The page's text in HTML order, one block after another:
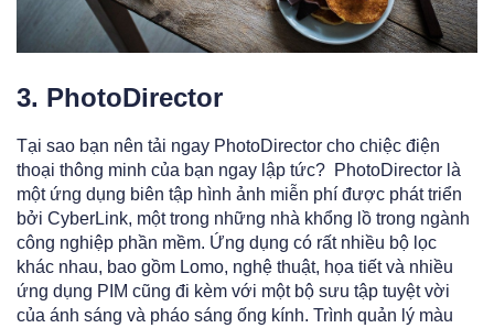
3. PhotoDirector
Tại sao bạn nên tải ngay PhotoDirector cho chiệc điện
thoại thông minh của bạn ngay lập tức? PhotoDirector là
một ứng dụng biên tập hình ảnh miễn phí được phát triển
bởi CyberLink, một trong những nhà khổng lồ trong ngành
công nghiệp phần mềm. Ứng dụng có rất nhiều bộ lọc
khác nhau, bao gồm Lomo, nghệ thuật, họa tiết và nhiều
ứng dụng PIM cũng đi kèm với một bộ sưu tập tuyệt vời
của ánh sáng và pháo sáng ống kính. Trình quản lý màu